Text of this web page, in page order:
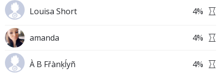
Louisa Short 4%
amanda 4%
À B Fřànķĺyñ 4%